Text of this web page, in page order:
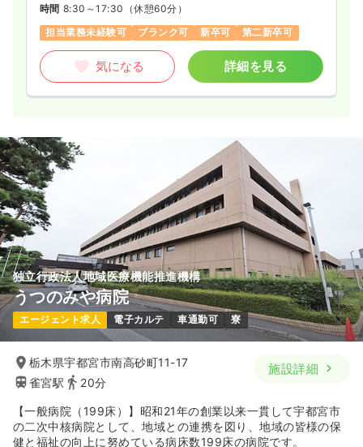
時間 8:30～17:30 （休憩60分）
担当業務未経験可
ブランク可 新卒可 第二新卒可
気になる 詳細を見る
独立行政法人地域医療機能推進機構
うつのみや病院
エージェント求人 電子カルテ 車通勤可 寮
栃木県宇都宮市南高砂町11-17
雀宮駅
20分
施設詳細
【一般病院（199床）】昭和21年の創業以来一貫して宇都宮市
の二次中核病院として、地域との連携を図り、地域の皆様の保
健と福祉の向上に努めている病床数199床の病院です。